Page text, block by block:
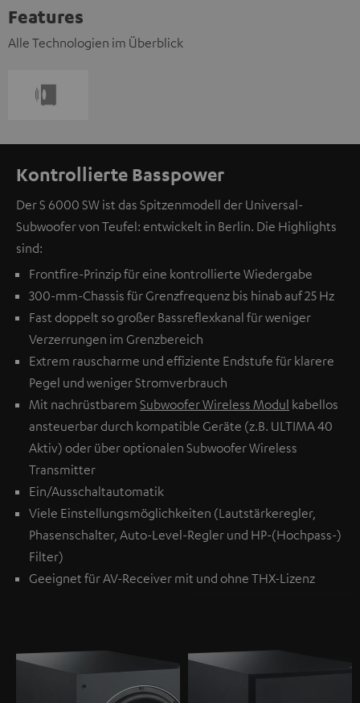
Features
Alle Technologien im Überblick
Kontrollierte Basspower
Der S 6000 SW ist das Spitzenmodell der Universal-
Subwoofer von Teufel: entwickelt in Berlin. Die Highlights
sind:
Frontfire-Prinzip für eine kontrollierte Wiedergabe
300-mm-Chassis für Grenzfrequenz bis hinab auf 25 Hz
Fast doppelt so großer Bassreflexkanal für weniger
Verzerrungen im Grenzbereich
Extrem rauscharme und effiziente Endstufe für klarere
Pegel und weniger Stromverbrauch
Mit nachrüstbarem Subwoofer Wireless Modul kabellos
ansteuerbar durch kompatible Geräte (z.B. ULTIMA 40
Aktiv) oder über optionalen Subwoofer Wireless
Transmitter
Ein/Ausschaltautomatik
Viele Einstellungsmöglichkeiten (Lautstärkeregler,
Phasenschalter, Auto-Level-Regler und HP-(Hochpass-)
Filter)
Geeignet für AV-Receiver mit und ohne THX-Lizenz